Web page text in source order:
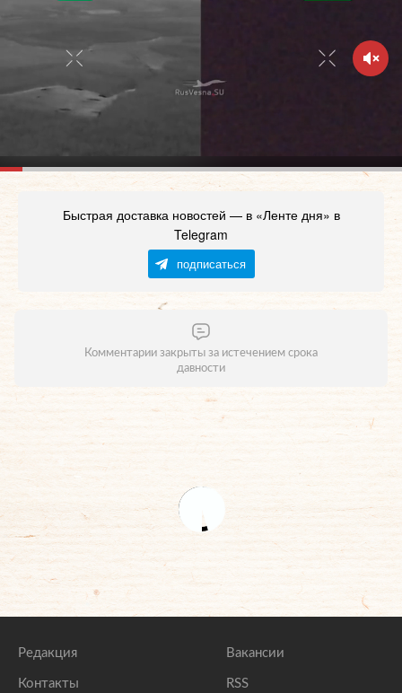
Быстрая доставка новостей — в «Ленте дня» в
Telegram
подписаться
Комментарии закрыты за истечением срока
давности
Редакция
Контакты
Вакансии
RSS